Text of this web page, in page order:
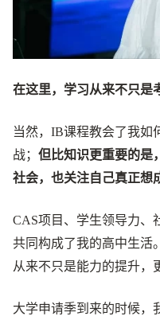
在这里，学习从来不只是
当然，IB课程教会了我如
战； 但比知识更重要的是
社会，也关注自己真正想
CAS项目、学生领导力
共同构成了我的高中生活
从来不只是能力的提升，
大学申请季到来的时候，